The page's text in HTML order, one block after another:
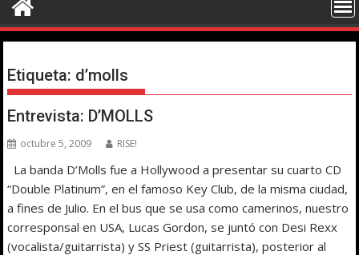
Etiqueta: d’molls
Entrevista: D’MOLLS
octubre 5, 2009 RISE!
La banda D’Molls fue a Hollywood a presentar su cuarto CD
“Double Platinum”, en el famoso Key Club, de la misma ciudad,
a fines de Julio. En el bus que se usa como camerinos, nuestro
corresponsal en USA, Lucas Gordon, se juntó con Desi Rexx
(vocalista/guitarrista) y SS Priest (guitarrista), posterior al